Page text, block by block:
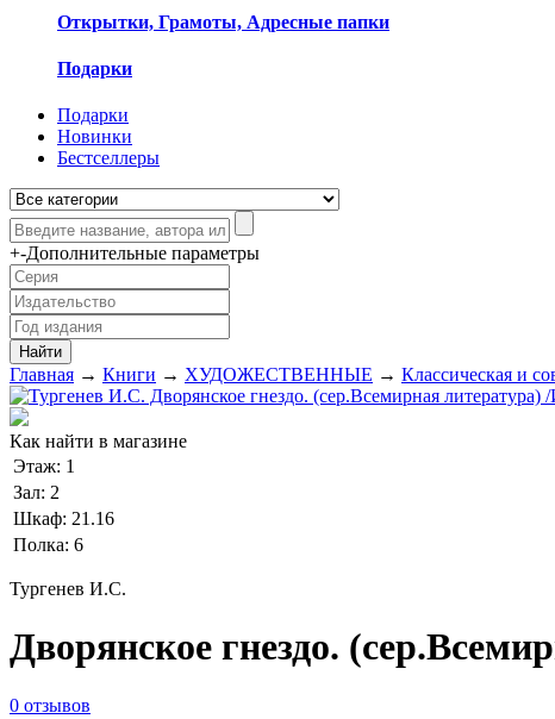
Открытки, Грамоты, Адресные папки
Подарки
Подарки
Новинки
Бестселлеры
+-Дополнительные параметры
Главная → Книги → ХУДОЖЕСТВЕННЫЕ → Классическая и
Как найти в магазине
Этаж: 1
Зал: 2
Шкаф: 21.16
Полка: 6
Тургенев И.С.
Дворянское гнездо.
0 отзывов